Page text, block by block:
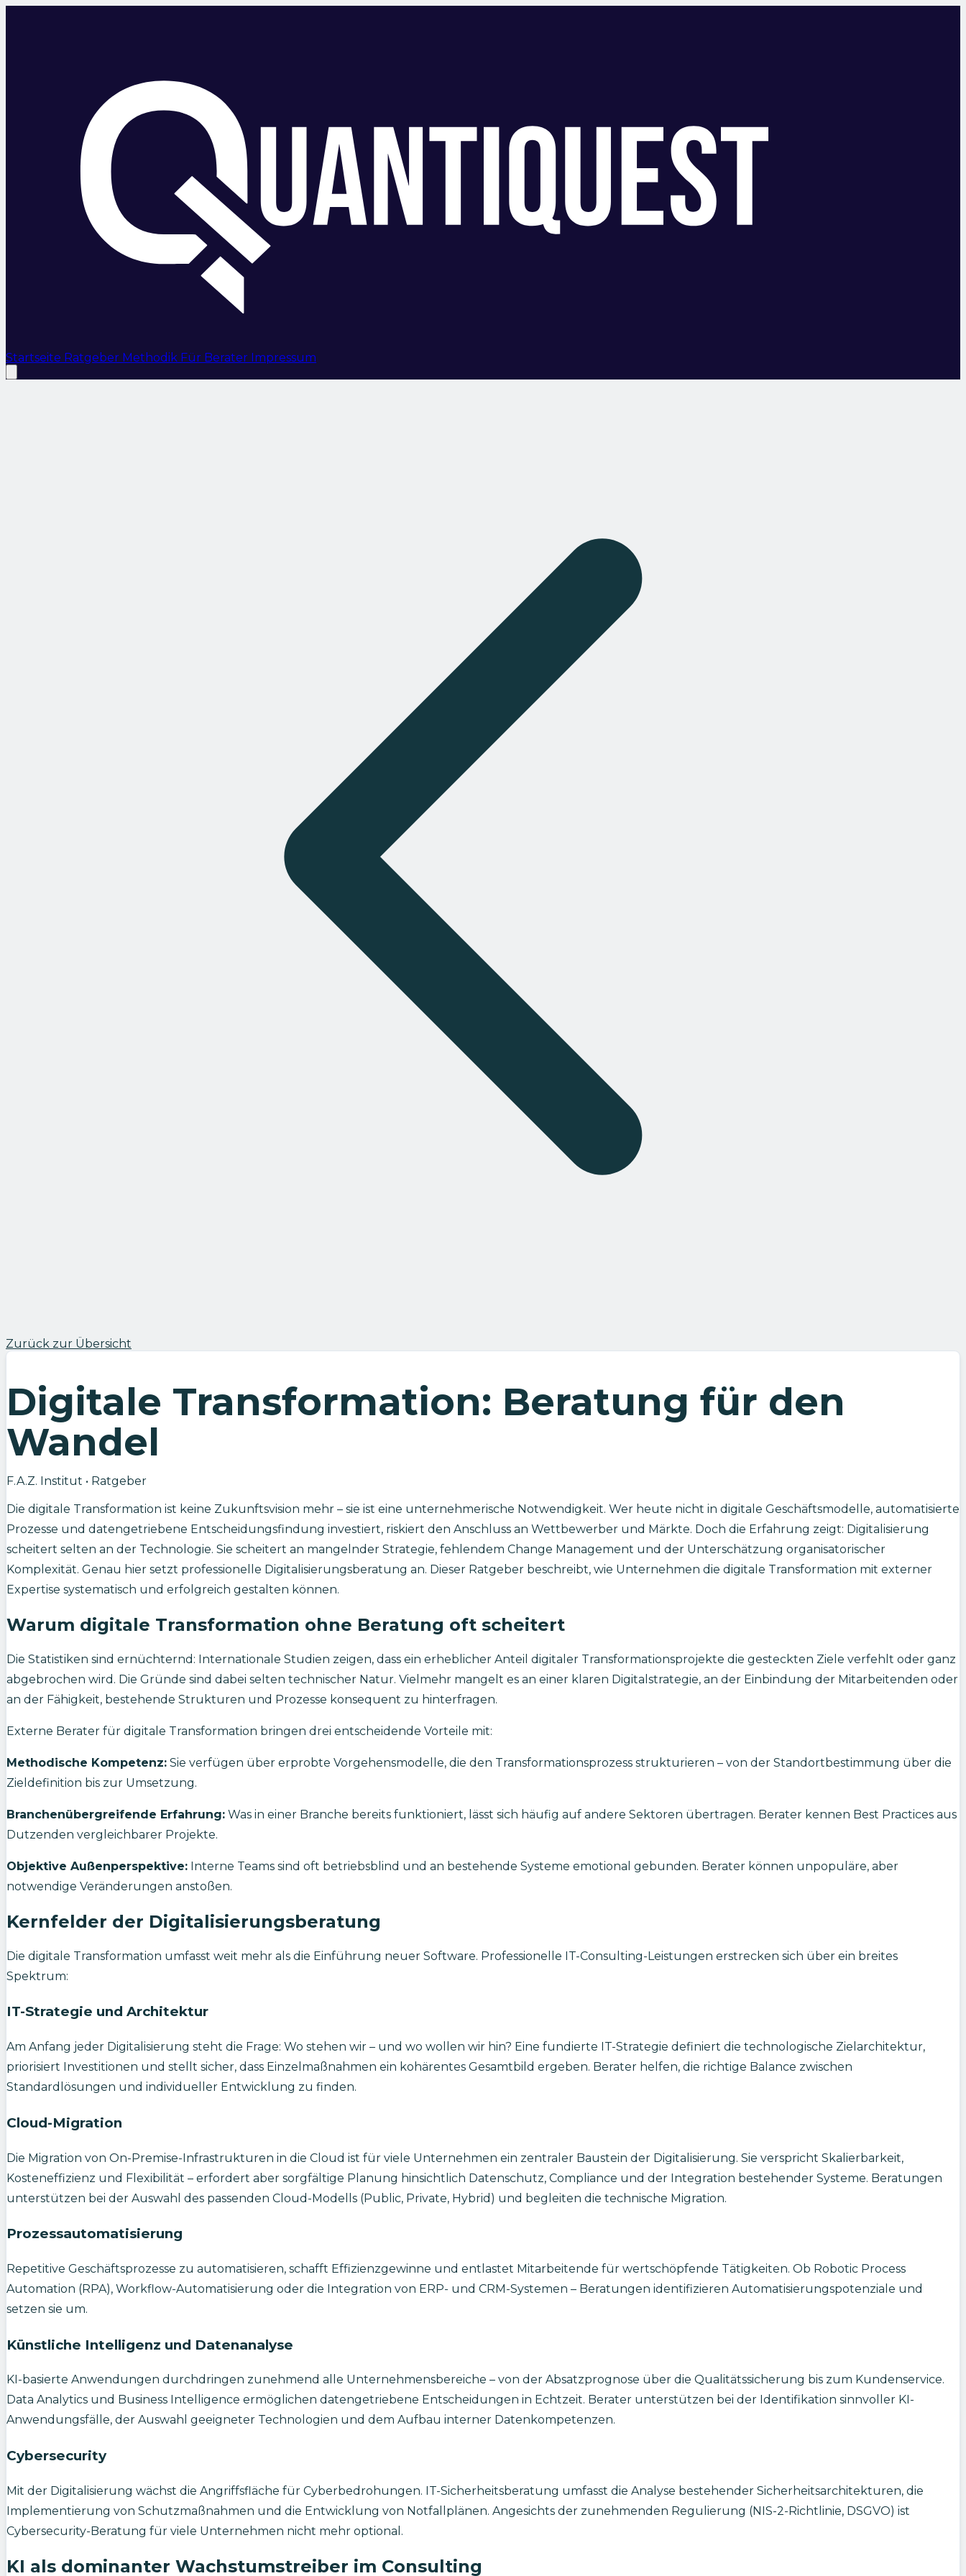
Startseite Ratgeber Methodik Für Berater Impressum
Zurück zur Übersicht
Digitale Transformation: Beratung für den
Wandel
F.A.Z. Institut • Ratgeber
Die digitale Transformation ist keine Zukunftsvision mehr – sie ist eine unternehmerische Notwendigkeit. Wer heute nicht in digitale Geschäftsmodelle, automatisierte
Prozesse und datengetriebene Entscheidungsfindung investiert, riskiert den Anschluss an Wettbewerber und Märkte. Doch die Erfahrung zeigt: Digitalisierung
scheitert selten an der Technologie. Sie scheitert an mangelnder Strategie, fehlendem Change Management und der Unterschätzung organisatorischer
Komplexität. Genau hier setzt professionelle Digitalisierungsberatung an. Dieser Ratgeber beschreibt, wie Unternehmen die digitale Transformation mit externer
Expertise systematisch und erfolgreich gestalten können.
Warum digitale Transformation ohne Beratung oft scheitert
Die Statistiken sind ernüchternd: Internationale Studien zeigen, dass ein erheblicher Anteil digitaler Transformationsprojekte die gesteckten Ziele verfehlt oder ganz
abgebrochen wird. Die Gründe sind dabei selten technischer Natur. Vielmehr mangelt es an einer klaren Digitalstrategie, an der Einbindung der Mitarbeitenden oder
an der Fähigkeit, bestehende Strukturen und Prozesse konsequent zu hinterfragen.
Externe Berater für digitale Transformation bringen drei entscheidende Vorteile mit:
Methodische Kompetenz: Sie verfügen über erprobte Vorgehensmodelle, die den Transformationsprozess strukturieren – von der Standortbestimmung über die
Zieldefinition bis zur Umsetzung.
Branchenübergreifende Erfahrung: Was in einer Branche bereits funktioniert, lässt sich häufig auf andere Sektoren übertragen. Berater kennen Best Practices aus
Dutzenden vergleichbarer Projekte.
Objektive Außenperspektive: Interne Teams sind oft betriebsblind und an bestehende Systeme emotional gebunden. Berater können unpopuläre, aber
notwendige Veränderungen anstoßen.
Kernfelder der Digitalisierungsberatung
Die digitale Transformation umfasst weit mehr als die Einführung neuer Software. Professionelle IT-Consulting-Leistungen erstrecken sich über ein breites
Spektrum:
IT-Strategie und Architektur
Am Anfang jeder Digitalisierung steht die Frage: Wo stehen wir – und wo wollen wir hin? Eine fundierte IT-Strategie definiert die technologische Zielarchitektur,
priorisiert Investitionen und stellt sicher, dass Einzelmaßnahmen ein kohärentes Gesamtbild ergeben. Berater helfen, die richtige Balance zwischen
Standardlösungen und individueller Entwicklung zu finden.
Cloud-Migration
Die Migration von On-Premise-Infrastrukturen in die Cloud ist für viele Unternehmen ein zentraler Baustein der Digitalisierung. Sie verspricht Skalierbarkeit,
Kosteneffizienz und Flexibilität – erfordert aber sorgfältige Planung hinsichtlich Datenschutz, Compliance und der Integration bestehender Systeme. Beratungen
unterstützen bei der Auswahl des passenden Cloud-Modells (Public, Private, Hybrid) und begleiten die technische Migration.
Prozessautomatisierung
Repetitive Geschäftsprozesse zu automatisieren, schafft Effizienzgewinne und entlastet Mitarbeitende für wertschöpfende Tätigkeiten. Ob Robotic Process
Automation (RPA), Workflow-Automatisierung oder die Integration von ERP- und CRM-Systemen – Beratungen identifizieren Automatisierungspotenziale und
setzen sie um.
Künstliche Intelligenz und Datenanalyse
KI-basierte Anwendungen durchdringen zunehmend alle Unternehmensbereiche – von der Absatzprognose über die Qualitätssicherung bis zum Kundenservice.
Data Analytics und Business Intelligence ermöglichen datengetriebene Entscheidungen in Echtzeit. Berater unterstützen bei der Identifikation sinnvoller KI-
Anwendungsfälle, der Auswahl geeigneter Technologien und dem Aufbau interner Datenkompetenzen.
Cybersecurity
Mit der Digitalisierung wächst die Angriffsfläche für Cyberbedrohungen. IT-Sicherheitsberatung umfasst die Analyse bestehender Sicherheitsarchitekturen, die
Implementierung von Schutzmaßnahmen und die Entwicklung von Notfallplänen. Angesichts der zunehmenden Regulierung (NIS-2-Richtlinie, DSGVO) ist
Cybersecurity-Beratung für viele Unternehmen nicht mehr optional.
KI als dominanter Wachstumstreiber im Consulting